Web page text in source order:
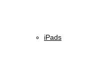
iPads